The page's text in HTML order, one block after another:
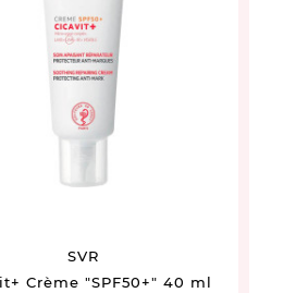
SVR
Crème "SPF50+" 40 ml